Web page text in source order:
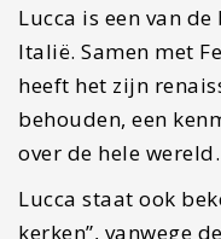
Lucca is een van
Italië. Samen met
heeft het zijn
behouden, een
over de hele wereld.
Lucca staat ook
kerken”, vanwege